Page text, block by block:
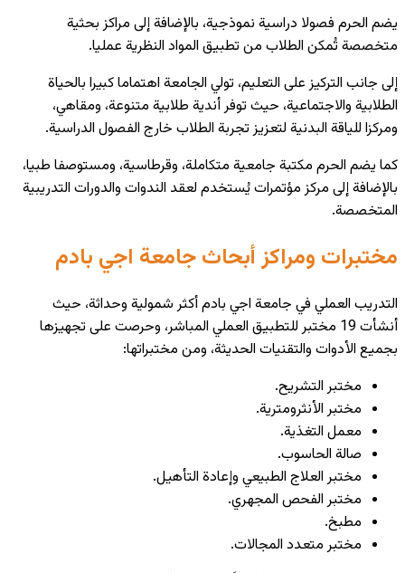
يضم الحرم فصولا دراسية نموذجية، بالإضافة إلى مراكز بحثية
متخصصة تُمكن الطلاب من تطبيق المواد النظرية عمليا.
إلى جانب التركيز على التعليم، تولي الجامعة اهتماما كبيرا بالحياة
الطلابية والاجتماعية، حيث توفر أندية طلابية متنوعة، ومقاهي،
ومركزا للياقة البدنية لتعزيز تجربة الطلاب خارج الفصول الدراسية.
كما يضم الحرم مكتبة جامعية متكاملة، وقرطاسية، ومستوصفا طبيا،
بالإضافة إلى مركز مؤتمرات يُستخدم لعقد الندوات والدورات التدريبية
المتخصصة.
مختبرات ومراكز أبحاث جامعة اجي بادم
التدريب العملي في جامعة اجي بادم أكثر شمولية وحداثة، حيث
أنشأت 19
مختبر للتطبيق العملي المباشر، وحرصت على تجهيزها
بجميع الأدوات والتقنيات الحديثة، ومن مختبراتها:
مختبر التشريح.
مختبر الأنثرومترية.
معمل التغذية.
صالة الحاسوب.
مختبر العلاج الطبيعي وإعادة التأهيل.
مختبر الفحص المجهري.
مطبخ.
مختبر متعدد المجالات.